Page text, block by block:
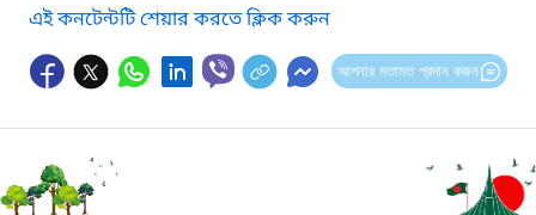
এই কনটেন্টটি শেয়ার করতে ক্লিক করুন
আপনার মতামত প্রদান করুন